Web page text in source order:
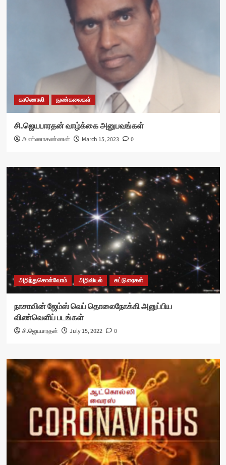
காணொலி நுண்கலைகள்
சி.ஜெயபாரதன் வாழ்க்கை அனுபவங்கள்
அண்ணாகண்ணன் March 15, 2023 0
அறிந்துகொள்வோம் அறிவியல் கட்டுரைகள்
நாசாவின் ஜேம்ஸ் வெப் தொலைநோக்கி அனுப்பிய
விண்வெளிப் படங்கள்
சி.ஜெயபாரதன் July 15, 2022 0